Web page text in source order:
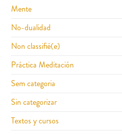
Mente
No-dualidad
Non classifié(e)
Práctica Meditación
Sem categoria
Sin categorizar
Textos y cursos